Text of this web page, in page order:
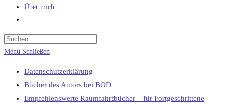
Über mich
umschalten
Menü Schließen
Datenschutzerklärung
Bücher des Autors bei BOD
Empfehlenswerte Raumfahrtbücher – für Fortgeschrittene